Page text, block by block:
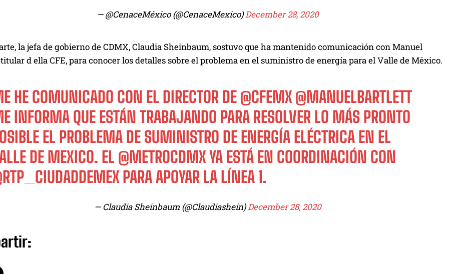
— @CenaceMéxico (@CenaceMexico)December 28, 2020
la jefa de gobierno de CDMX, Claudia Sheinbaum, sostuvo que ha mantenido comunicación con Manuel
d ella CFE, para conocer los detalles sobre el problema en el suministro de energía para el Valle de México.
HE COMUNICADO CON EL DIRECTOR DE @CFEMX @MANUELBARTLETT
INFORMA QUE ESTÁN TRABAJANDO PARA RESOLVER LO MÁS PRONTO
EL PROBLEMA DE SUMINISTRO DE ENERGÍA ELÉCTRICA EN EL
DE MEXICO. EL @METROCDMXYA ESTÁ EN COORDINACIÓN CON
PARA APOYAR LA LÍNEA 1.
— Claudia Sheinbaum (@Claudiashein)December 28, 2020